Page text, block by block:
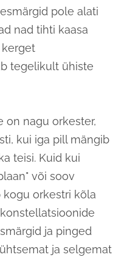
pole alati
nad tihti kaasa
tegelikult ühiste
on nagu orkester,
kui iga pill mängib
teisi. Kuid kui
või soov
kogu orkestri kõla
ja pinged
ja selgemat